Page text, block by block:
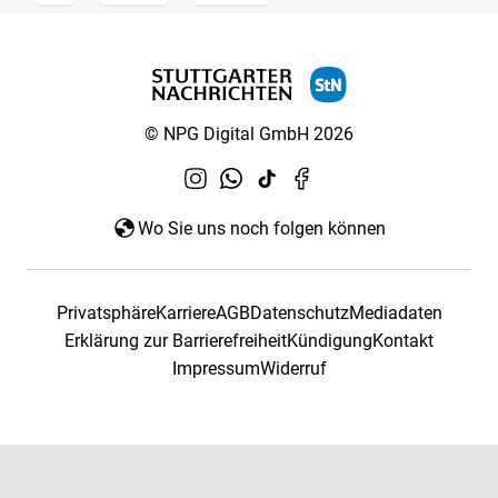
© NPG Digital GmbH 2026
Wo Sie uns noch folgen können
PrivatsphäreKarriereAGBDatenschutzMediadaten
Erklärung zur BarrierefreiheitKündigungKontakt
ImpressumWiderruf